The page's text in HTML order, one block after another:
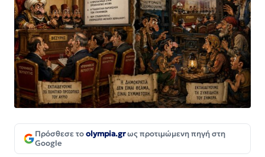
Πρόσθεσε τοolympia.grως προτιμώμενη πηγή στη
Google